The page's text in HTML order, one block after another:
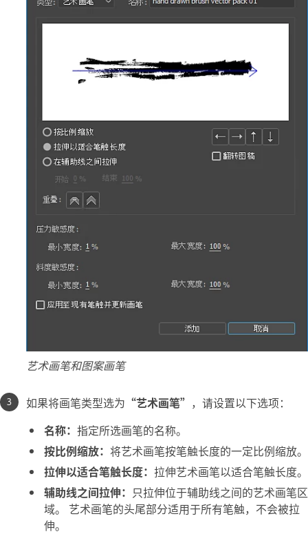
艺术画笔和图案画笔
如果将画笔类型选为 “艺术画笔” ，请设置以下选项：
名称： 指定所选画笔的名称。
按比例缩放： 将艺术画笔按笔触长度的一定比例缩放。
拉伸以适合笔触长度： 拉伸艺术画笔以适合笔触长度。
辅助线之间拉伸： 只拉伸位于辅助线之间的艺术画笔区
域。 艺术画笔的头尾部分适用于所有笔触，不会被拉
伸。